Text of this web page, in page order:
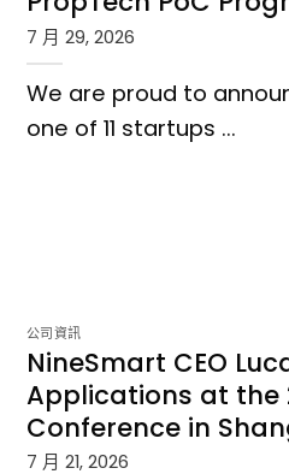
7 月 29, 2026
We are proud to
one of 11 startups ...
公司資訊
NineSmart CEO
Applications at the
Conference in
7 月 21, 2026